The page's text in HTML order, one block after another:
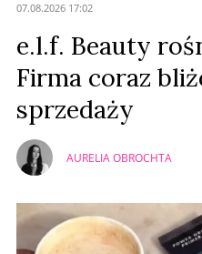
07.08.2026 17:02
e.l.f. Beauty
Firma coraz
sprzedaży
AURELIA OBROCHTA